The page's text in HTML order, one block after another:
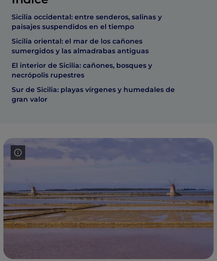
Sicilia occidental: entre senderos, salinas y
paisajes suspendidos en el tiempo
Sicilia oriental: el mar de los cañones
sumergidos y las almadrabas antiguas
El interior de Sicilia: cañones, bosques y
necrópolis rupestres
Sur de Sicilia: playas vírgenes y humedales de
gran valor